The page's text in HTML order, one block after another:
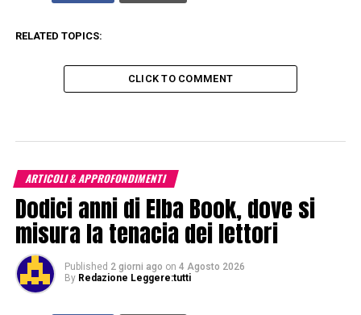
RELATED TOPICS:
CLICK TO COMMENT
ARTICOLI & APPROFONDIMENTI
Dodici anni di Elba Book, dove si
misura la tenacia dei lettori
Published 2 giorni ago on 4 Agosto 2026
By Redazione Leggere:tutti